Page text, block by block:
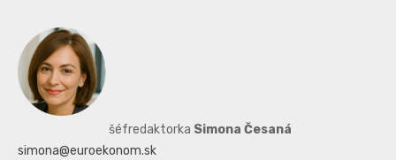
šéfredaktorka Simona Česaná
simona@euroekonom.sk